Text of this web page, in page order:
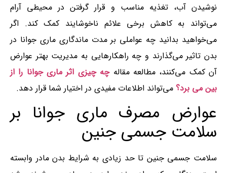
نوشیدن آب، تغذیه مناسب و قرار گرفتن در محیطی آرام
می‌تواند به کاهش برخی علائم ناخوشایند کمک کند. اگر
می‌خواهید بدانید چه عواملی بر مدت ماندگاری ماری‌ جوانا در
بدن تاثیر می‌گذارند و چه راهکارهایی به مدیریت بهتر عوارض
آن کمک می‌کنند، مطالعه مقالهچه چیزی اثر ماری جوانا را از
بین می برد؟ می‌تواند اطلاعات مفیدی در اختیار شما قرار دهد.
عوارض مصرف ماری جوانا بر
سلامت جسمی جنین
سلامت جسمی جنین تا حد زیادی به شرایط بدن مادر وابسته